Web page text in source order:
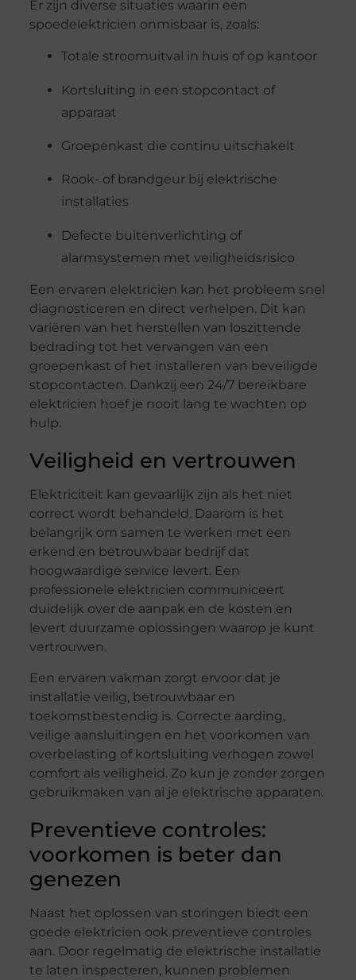
Er zijn diverse situaties waarin een
spoedelektricien onmisbaar is, zoals:
Totale stroomuitval in huis of op kantoor
Kortsluiting in een stopcontact of
apparaat
Groepenkast die continu uitschakelt
Rook- of brandgeur bij elektrische
installaties
Defecte buitenverlichting of
alarmsystemen met veiligheidsrisico
Een ervaren elektricien kan het probleem snel
diagnosticeren en direct verhelpen. Dit kan
variëren van het herstellen van loszittende
bedrading tot het vervangen van een
groepenkast of het installeren van beveiligde
stopcontacten. Dankzij een 24/7 bereikbare
elektricien hoef je nooit lang te wachten op
hulp.
Veiligheid en vertrouwen
Elektriciteit kan gevaarlijk zijn als het niet
correct wordt behandeld. Daarom is het
belangrijk om samen te werken met een
erkend en betrouwbaar bedrijf dat
hoogwaardige service levert. Een
professionele elektricien communiceert
duidelijk over de aanpak en de kosten en
levert duurzame oplossingen waarop je kunt
vertrouwen.
Een ervaren vakman zorgt ervoor dat je
installatie veilig, betrouwbaar en
toekomstbestendig is. Correcte aarding,
veilige aansluitingen en het voorkomen van
overbelasting of kortsluiting verhogen zowel
comfort als veiligheid. Zo kun je zonder zorgen
gebruikmaken van al je elektrische apparaten.
Preventieve controles:
voorkomen is beter dan
genezen
Naast het oplossen van storingen biedt een
goede elektricien ook preventieve controles
aan. Door regelmatig de elektrische installatie
te laten inspecteren, kunnen problemen